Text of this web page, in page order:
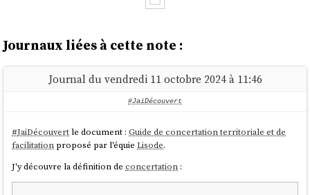
Journaux liées à cette note :
Journal du vendredi 11 octobre 2024 à 11:46
#JaiDécouvert
#JaiDécouvertle document :Guide de concertation territoriale et de
facilitation proposé par l'équieLisode.
J'y découvre la définition deconcertation :